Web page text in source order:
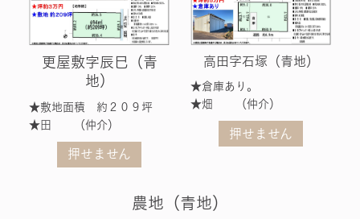
更屋敷字辰巳（青
地）
★敷地面積 約２０９坪
★田 （仲介）
押せません
高田字石塚（青地）
★倉庫あり。
★畑 （仲介）
押せません
農地（青地）